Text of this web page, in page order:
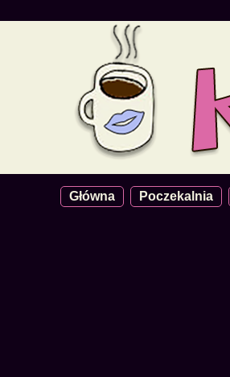
Główna Poczekalnia